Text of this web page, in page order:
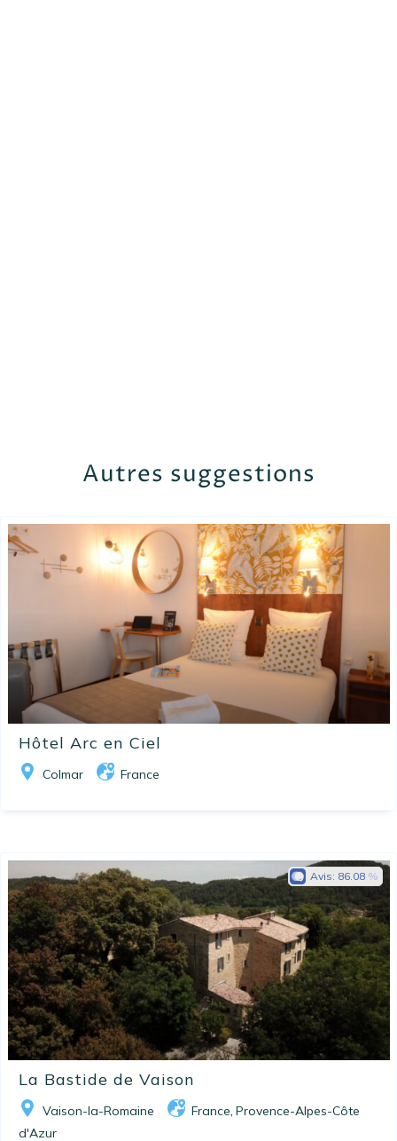
Autres suggestions
Hôtel Arc en Ciel
Colmar France
La Bastide de Vaison
Vaison-la-Romaine France, Provence-Alpes-Côte
d'Azur
Avis: 86.08